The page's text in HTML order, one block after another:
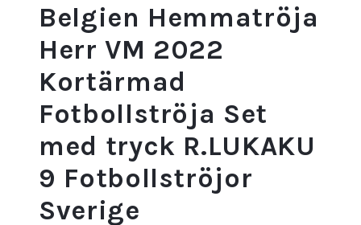
Belgien Hemmatröja
Herr VM 2022
Kortärmad
Fotbollströja Set
med tryck R.LUKAKU
9 Fotbollströjor
Sverige